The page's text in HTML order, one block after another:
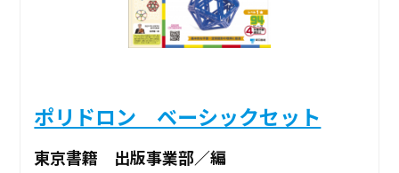
ポリドロン ベーシックセット
東京書籍 出版事業部／編